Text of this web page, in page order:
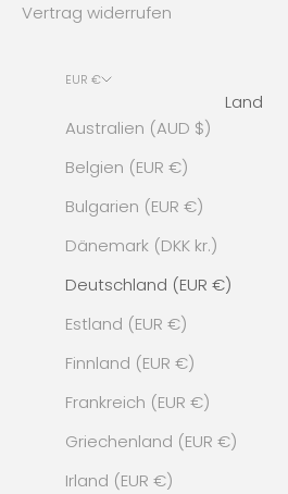
Vertrag widerrufen
EUR €
Land
Australien (AUD $)
Belgien (EUR €)
Bulgarien (EUR €)
Dänemark (DKK kr.)
Deutschland (EUR €)
Estland (EUR €)
Finnland (EUR €)
Frankreich (EUR €)
Griechenland (EUR €)
Irland (EUR €)